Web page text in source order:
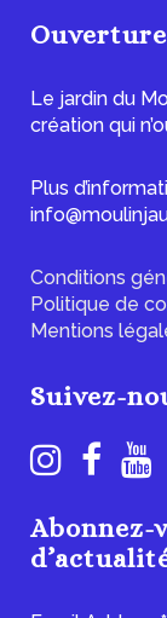
Le jardin du
création qui
Plus
Conditions
Politique de
Mentions
Suivez-
Abonnez-